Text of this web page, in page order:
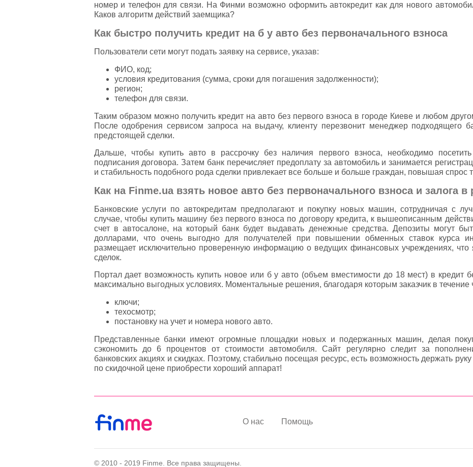
номер и телефон для связи. На Финми возможно оформить автокредит как для нового
Каков алгоритм действий заемщика?
Как быстро получить кредит на б у авто без первоначального взноса
Пользователи сети могут подать заявку на сервисе, указав:
ФИО, код;
условия кредитования (сумма, сроки для погашения задолженности);
регион;
телефон для связи.
Таким образом можно получить кредит на авто без первого взноса в городе Киеве и любом
После одобрения сервисом запроса на выдачу, клиенту перезвонит менеджер подходящего
предстоящей сделки.
Дальше, чтобы купить авто в рассрочку без наличия первого взноса, необходимо
подписания договора. Затем банк перечисляет предоплату за автомобиль и занимается
и стабильность подобного рода сделки привлекает все больше и больше граждан, повышая спрос
Как на Finme.ua взять новое авто без первоначального взноса и залога в
Банковские услуги по автокредитам предполагают и покупку новых машин, сотрудничая с
случае, чтобы купить машину без первого взноса по договору кредита, к вышеописанным
счет в автосалоне, на который банк будет выдавать денежные средства. Депозиты могут
долларами, что очень выгодно для получателей при повышении обменных ставок курса
размещает исключительно проверенную информацию о ведущих финансовых учреждениях, что
сделок.
Портал дает возможность купить новое или б у авто (объем вместимости до 18 мест) в кредит
максимально выгодных условиях. Моментальные решения, благодаря которым заказчик в течение
ключи;
техосмотр;
постановку на учет и номера нового авто.
Представленные банки имеют огромные площадки новых и подержанных машин, делая
сэкономить до 6 процентов от стоимости автомобиля. Сайт регулярно следит за
банковских акциях и скидках. Поэтому, стабильно посещая ресурс, есть возможность держать
по скидочной цене приобрести хороший аппарат!
О нас Помощь
© 2010 - 2019 Finme. Все права защищены.